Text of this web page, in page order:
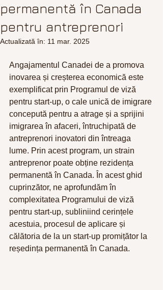
permanentă în Canada
pentru antreprenori
Actualizată în: 11 mar. 2025
Angajamentul Canadei de a promova
inovarea și creșterea economică este
exemplificat prin Programul de viză
pentru start-up, o cale unică de imigrare
concepută pentru a atrage și a sprijini
imigrarea în afaceri, întruchipată de
antreprenori inovatori din întreaga
lume. Prin acest program, un strain
antreprenor poate obține rezidența
permanentă în Canada. În acest ghid
cuprinzător, ne aprofundăm în
complexitatea Programului de viză
pentru start-up, subliniind cerințele
acestuia, procesul de aplicare și
călătoria de la un start-up promițător la
reședința permanentă în Canada.